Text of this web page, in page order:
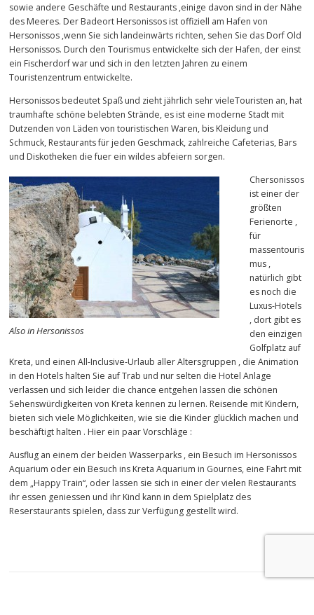
sowie andere Geschäfte und Restaurants ,einige davon sind in der Nähe
des Meeres. Der Badeort Hersonissos ist offiziell am Hafen von
Hersonissos ,wenn Sie sich landeinwärts richten, sehen Sie das Dorf Old
Hersonissos. Durch den Tourismus entwickelte sich der Hafen, der einst
ein Fischerdorf war und sich in den letzten Jahren zu einem
Touristenzentrum entwickelte.
Hersonissos bedeutet Spaß und zieht jährlich sehr vieleTouristen an, hat
traumhafte schöne belebten Strände, es ist eine moderne Stadt mit
Dutzenden von Läden von touristischen Waren, bis Kleidung und
Schmuck, Restaurants für jeden Geschmack, zahlreiche Cafeterias, Bars
und Diskotheken die fuer ein wildes abfeiern sorgen.
Also in Hersonissos
Chersonissos
ist einer der
größten
Ferienorte ,
für
massentouris
mus ,
natürlich gibt
es noch die
Luxus-Hotels
, dort gibt es
den einzigen
Golfplatz auf
Kreta, und einen All-Inclusive-Urlaub aller Altersgruppen , die Animation
in den Hotels halten Sie auf Trab und nur selten die Hotel Anlage
verlassen und sich leider die chance entgehen lassen die schönen
Sehenswürdigkeiten von Kreta kennen zu lernen. Reisende mit Kindern,
bieten sich viele Möglichkeiten, wie sie die Kinder glücklich machen und
beschäftigt halten . Hier ein paar Vorschläge :
Ausflug an einem der beiden Wasserparks , ein Besuch im Hersonissos
Aquarium oder ein Besuch ins Kreta Aquarium in Gournes, eine Fahrt mit
dem „Happy Train“, oder lassen sie sich in einer der vielen Restaurants
ihr essen geniessen und ihr Kind kann in dem Spielplatz des
Reserstaurants spielen, dass zur Verfügung gestellt wird.